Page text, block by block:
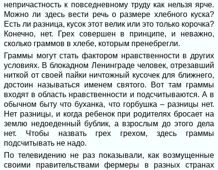
непричастность к повседневному труду как нельзя ярче.
Можно ли здесь вести речь о размере хлебного куска?
Есть ли разница, кусок этот велик или это только корочка?
Конечно, нет. Грех совершен в принципе, и неважно,
сколько граммов в хлебе, которым пренебрегли.
Граммы могут стать фактором нравственности в других
условиях. В блокадном Ленинграде человек, отрезавший
ниткой от своей пайки ничтожный кусочек для ближнего,
достоин называться именем святого. Вот там граммы
входят в область нравственности и подсчитываются. А в
обычном быту что буханка, что горбушка – разницы нет.
Нет разницы, и когда ребенок при родителях бросает на
землю недоеденный бублик, а взрослым до этого дела
нет. Чтобы назвать грех грехом, здесь граммы
подсчитывать не надо.
По телевидению не раз показывали, как возмущенные
своими правительствами фермеры в разных странах